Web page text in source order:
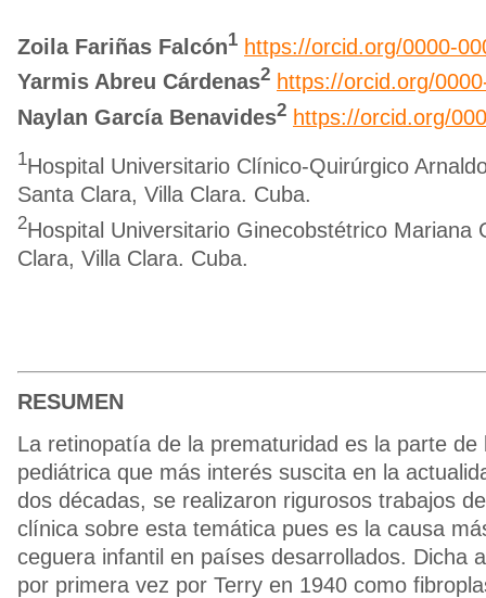
Zoila Fariñas Falcón1 https://orcid.org/0000-
Yarmis Abreu Cárdenas2 https://orcid.org/
Naylan García Benavides2 https://orcid.org/
1Hospital Universitario Clínico-Quirúrgico
Santa Clara, Villa Clara. Cuba.
2Hospital Universitario Ginecobstétrico Mariana
Clara, Villa Clara. Cuba.
RESUMEN
La retinopatía de la prematuridad es la parte de
pediátrica que más interés suscita en la
dos décadas, se realizaron rigurosos trabajos
clínica sobre esta temática pues es la causa
ceguera infantil en países desarrollados. Dicha
por primera vez por Terry en 1940 como